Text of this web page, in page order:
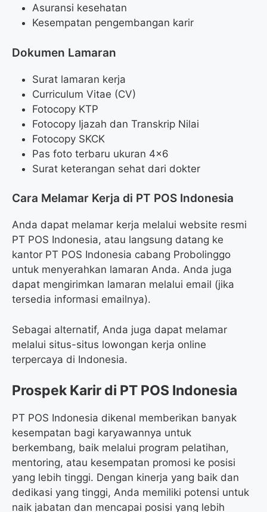
Asuransi kesehatan
Kesempatan pengembangan karir
Dokumen Lamaran
Surat lamaran kerja
Curriculum Vitae (CV)
Fotocopy KTP
Fotocopy Ijazah dan Transkrip Nilai
Fotocopy SKCK
Pas foto terbaru ukuran 4×6
Surat keterangan sehat dari dokter
Cara Melamar Kerja di PT POS Indonesia
Anda dapat melamar kerja melalui website resmi
PT POS Indonesia, atau langsung datang ke
kantor PT POS Indonesia cabang Probolinggo
untuk menyerahkan lamaran Anda. Anda juga
dapat mengirimkan lamaran melalui email (jika
tersedia informasi emailnya).
Sebagai alternatif, Anda juga dapat melamar
melalui situs-situs lowongan kerja online
terpercaya di Indonesia.
Prospek Karir di PT POS Indonesia
PT POS Indonesia dikenal memberikan banyak
kesempatan bagi karyawannya untuk
berkembang, baik melalui program pelatihan,
mentoring, atau kesempatan promosi ke posisi
yang lebih tinggi. Dengan kinerja yang baik dan
dedikasi yang tinggi, Anda memiliki potensi untuk
naik jabatan dan mencapai posisi yang lebih